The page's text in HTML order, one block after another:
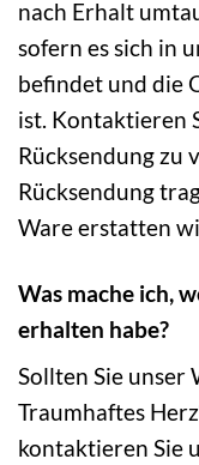
nach Erhalt
sofern es sich in
befindet und die
ist. Kontaktieren
Rücksendung zu
Rücksendung
Ware erstatten
Was mache ich,
erhalten habe?
Sollten Sie unser
Traumhaftes
kontaktieren Sie